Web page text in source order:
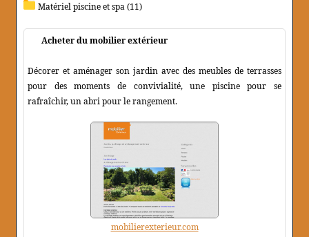
Matériel piscine et spa (11)
Acheter du mobilier extérieur
Décorer et aménager son jardin avec des meubles de terrasses
pour des moments de convivialité, une piscine pour se
rafraîchir, un abri pour le rangement.
mobilierexterieur.com